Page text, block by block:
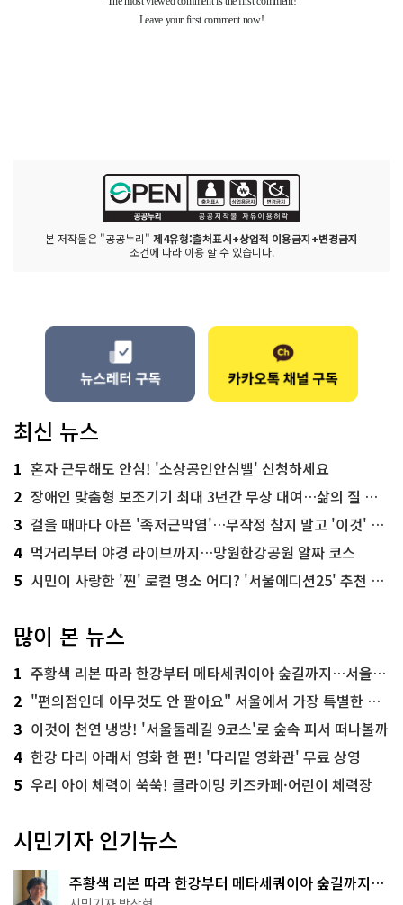
본 저작물은 "공공누리" 제4유형:출처표시+상업적 이용금지+변경금지
조건에 따라 이용 할 수 있습니다.
최신 뉴스
1 혼자 근무해도 안심! '소상공인안심벨' 신청하세요
2 장애인 맞춤형 보조기기 최대 3년간 무상 대여…삶의 질 높인다
3 걸을 때마다 아픈 '족저근막염'…무작정 참지 말고 '이것' 해보세요!
4 먹거리부터 야경 라이브까지…망원한강공원 알짜 코스
5 시민이 사랑한 '찐' 로컬 명소 어디? '서울에디션25' 추천 코스
많이 본 뉴스
1 주황색 리본 따라 한강부터 메타세쿼이아 숲길까지…서울둘레길 15코스
2 "편의점인데 아무것도 안 팔아요" 서울에서 가장 특별한 편의점의 정체
3 이것이 천연 냉방! '서울둘레길 9코스'로 숲속 피서 떠나볼까
4 한강 다리 아래서 영화 한 편! '다리밑 영화관' 무료 상영
5 우리 아이 체력이 쑥쑥! 클라이밍 키즈카페·어린이 체력장
시민기자 인기뉴스
주황색 리본 따라 한강부터 메타세쿼이아 숲길까지…
서울둘레길 15코스